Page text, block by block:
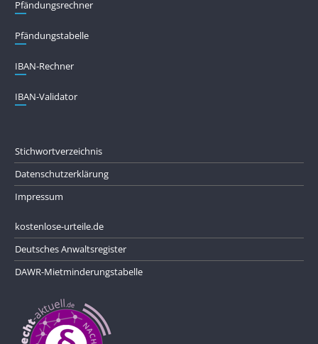
Pfändungs­rechner
Pfändungs­tabelle
IBAN-Rechner
IBAN-Validator
Stichwortverzeichnis
Datenschutzerklärung
Impressum
kostenlose-urteile.de
Deutsches Anwaltsregister
DAWR-Mietminderungstabelle